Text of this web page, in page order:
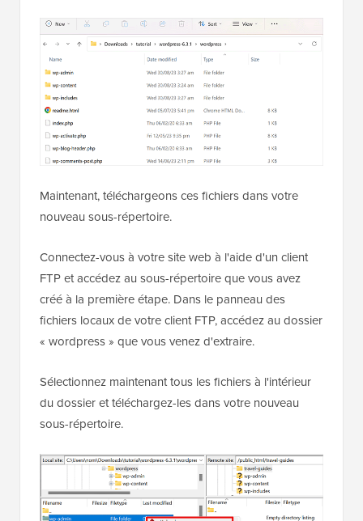
Maintenant, téléchargeons ces fichiers dans votre
nouveau sous-répertoire.
Connectez-vous à votre site web à l'aide d'un client
FTP et accédez au sous-répertoire que vous avez
créé à la première étape. Dans le panneau des
fichiers locaux de votre client FTP, accédez au dossier
« wordpress » que vous venez d'extraire.
Sélectionnez maintenant tous les fichiers à l'intérieur
du dossier et téléchargez-les dans votre nouveau
sous-répertoire.